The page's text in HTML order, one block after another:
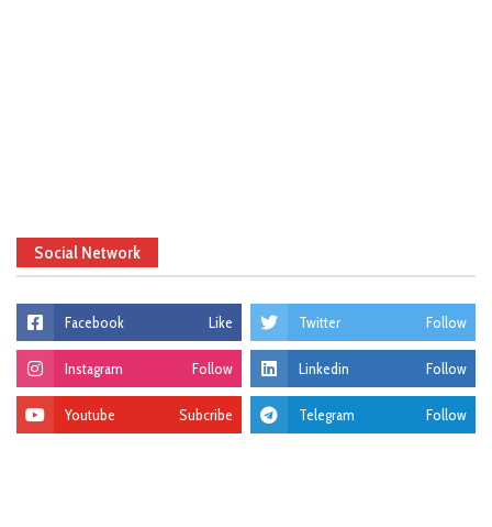
Social Network
Facebook Like Twitter Follow
Instagram Follow Linkedin Follow
Youtube Subcribe Telegram Follow